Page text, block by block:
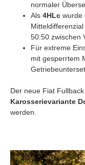
normaler
Als 4HLc wurde
50:50 zwischen
Für extreme
mit gesperrtem
Der neue Fiat
Karosserievariante
werden.